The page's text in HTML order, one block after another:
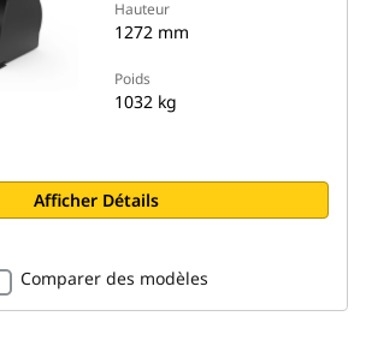
Hauteur
1272 mm
Poids
1032 kg
Afficher Détails
Comparer des modèles